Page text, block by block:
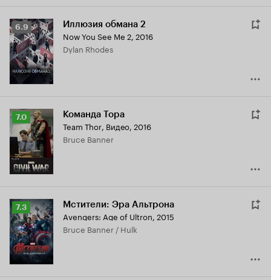
Рейтинг
Кинопоиска
6.9
6.9 Иллюзия обмана 2
Now You See Me 2, 2016
Dylan Rhodes
Рейтинг
Кинопоиска
7.0
7.0 Команда Тора
Team Thor, Видео, 2016
Bruce Banner
Рейтинг
Кинопоиска
7.3
7.3 Мстители: Эра Альтрона
Avengers: Age of Ultron, 2015
Bruce Banner / Hulk